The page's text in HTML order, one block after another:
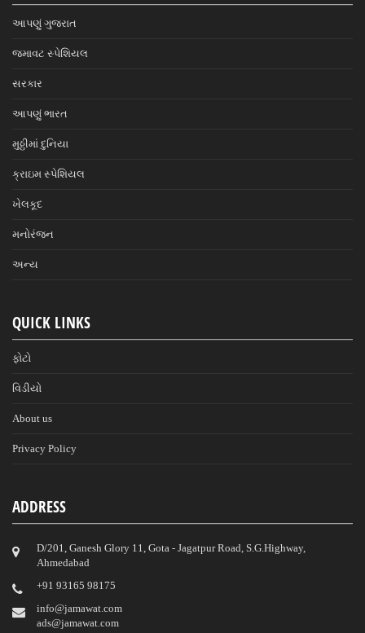
આપણું ગુજરાત
જમાવટ સ્પેશિયલ
સરકાર
આપણું ભારત
મુઠ્ઠીમાં દુનિયા
ક્રાઇમ સ્પેશિયલ
ખેલકૂદ
મનોરંજન
અન્ય
QUICK LINKS
ફોટો
વિડીયો
About us
Privacy Policy
ADDRESS
D/201, Ganesh Glory 11, Gota - Jagatpur Road, S.G.Highway,
Ahmedabad
‎+91 93165 98175
info@jamawat.com
ads@jamawat.com